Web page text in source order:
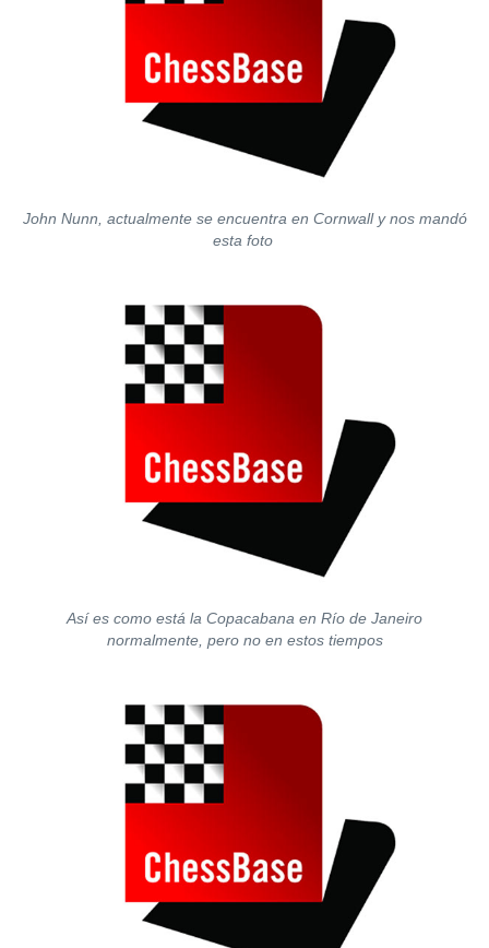
John Nunn, actualmente se encuentra en Cornwall y nos mandó
esta foto
Así es como está la Copacabana en Río de Janeiro
normalmente, pero no en estos tiempos